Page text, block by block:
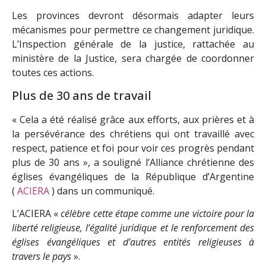
Les provinces devront désormais adapter leurs
mécanismes pour permettre ce changement juridique.
L’Inspection générale de la justice, rattachée au
ministère de la Justice, sera chargée de coordonner
toutes ces actions.
Plus de 30 ans de travail
« Cela a été réalisé grâce aux efforts, aux prières et à
la persévérance des chrétiens qui ont travaillé avec
respect, patience et foi pour voir ces progrès pendant
plus de 30 ans », a souligné l’Alliance chrétienne des
églises évangéliques de la République d’Argentine
( ACIERA) dans un communiqué.
L’ACIERA «célèbre cette étape comme une victoire pour la
liberté religieuse, l’égalité juridique et le renforcement des
églises évangéliques et d’autres entités religieuses à
travers le pays».